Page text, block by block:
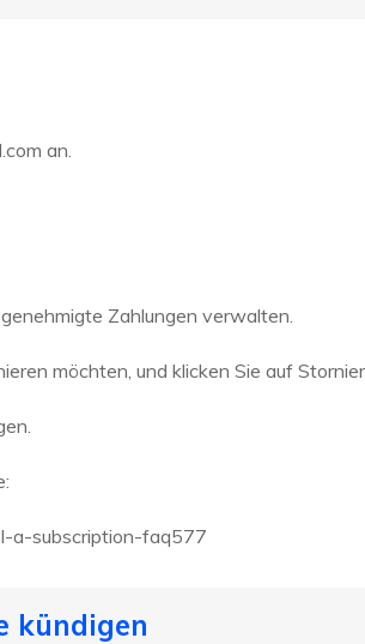
an.
Zahlungen verwalten.
möchten, und klicken Sie auf
a-subscription-faq577
kündigen